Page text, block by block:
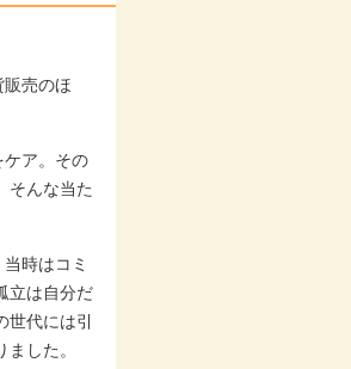
販売のほ
ケア。その
そんな当た
時はコミ
立は自分だ
代には引
した。